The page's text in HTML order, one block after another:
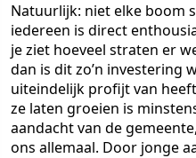
Natuurlijk: niet elke boom
iedereen is direct
je ziet hoeveel straten er
dan is dit zo’n investering
uiteindelijk profijt van
ze laten groeien is
aandacht van de
ons allemaal. Door jonge